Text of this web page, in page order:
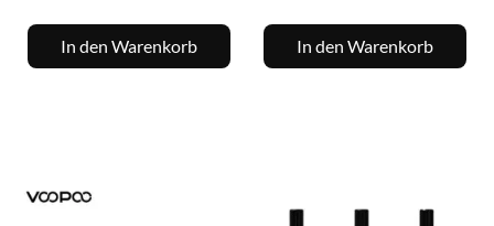
In den Warenkorb In den Warenkorb